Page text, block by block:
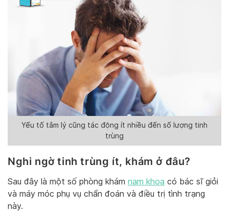
Yếu tố tâm lý cũng tác động ít nhiều đến số lượng tinh
trùng
Nghi ngờ tinh trùng ít, khám ở đâu?
Sau đây là một số phòng khám nam khoa có bác sĩ giỏi
và máy móc phụ vụ chẩn đoán và điều trị tình trạng
này.